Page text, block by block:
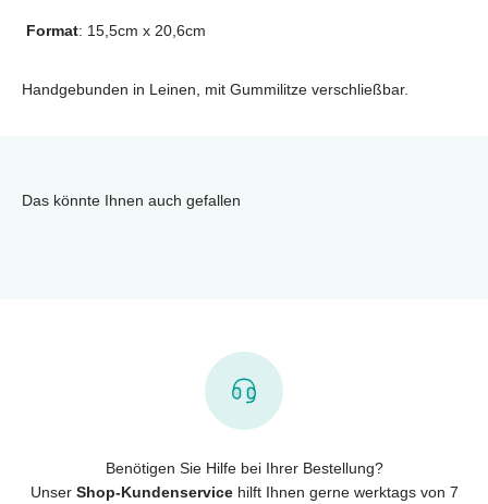
Format: 15,5cm x 20,6cm
Handgebunden in Leinen, mit Gummilitze verschließbar.
Das könnte Ihnen auch gefallen
Benötigen Sie Hilfe bei Ihrer Bestellung?
Unser Shop-Kundenservicehilft Ihnen gerne werktags von 7